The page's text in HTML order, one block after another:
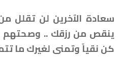
سعادة الآخرين لن تقلل
ينقص من رزقك .. وصحتهم
كن نقياً وتمنى لغيرك ما